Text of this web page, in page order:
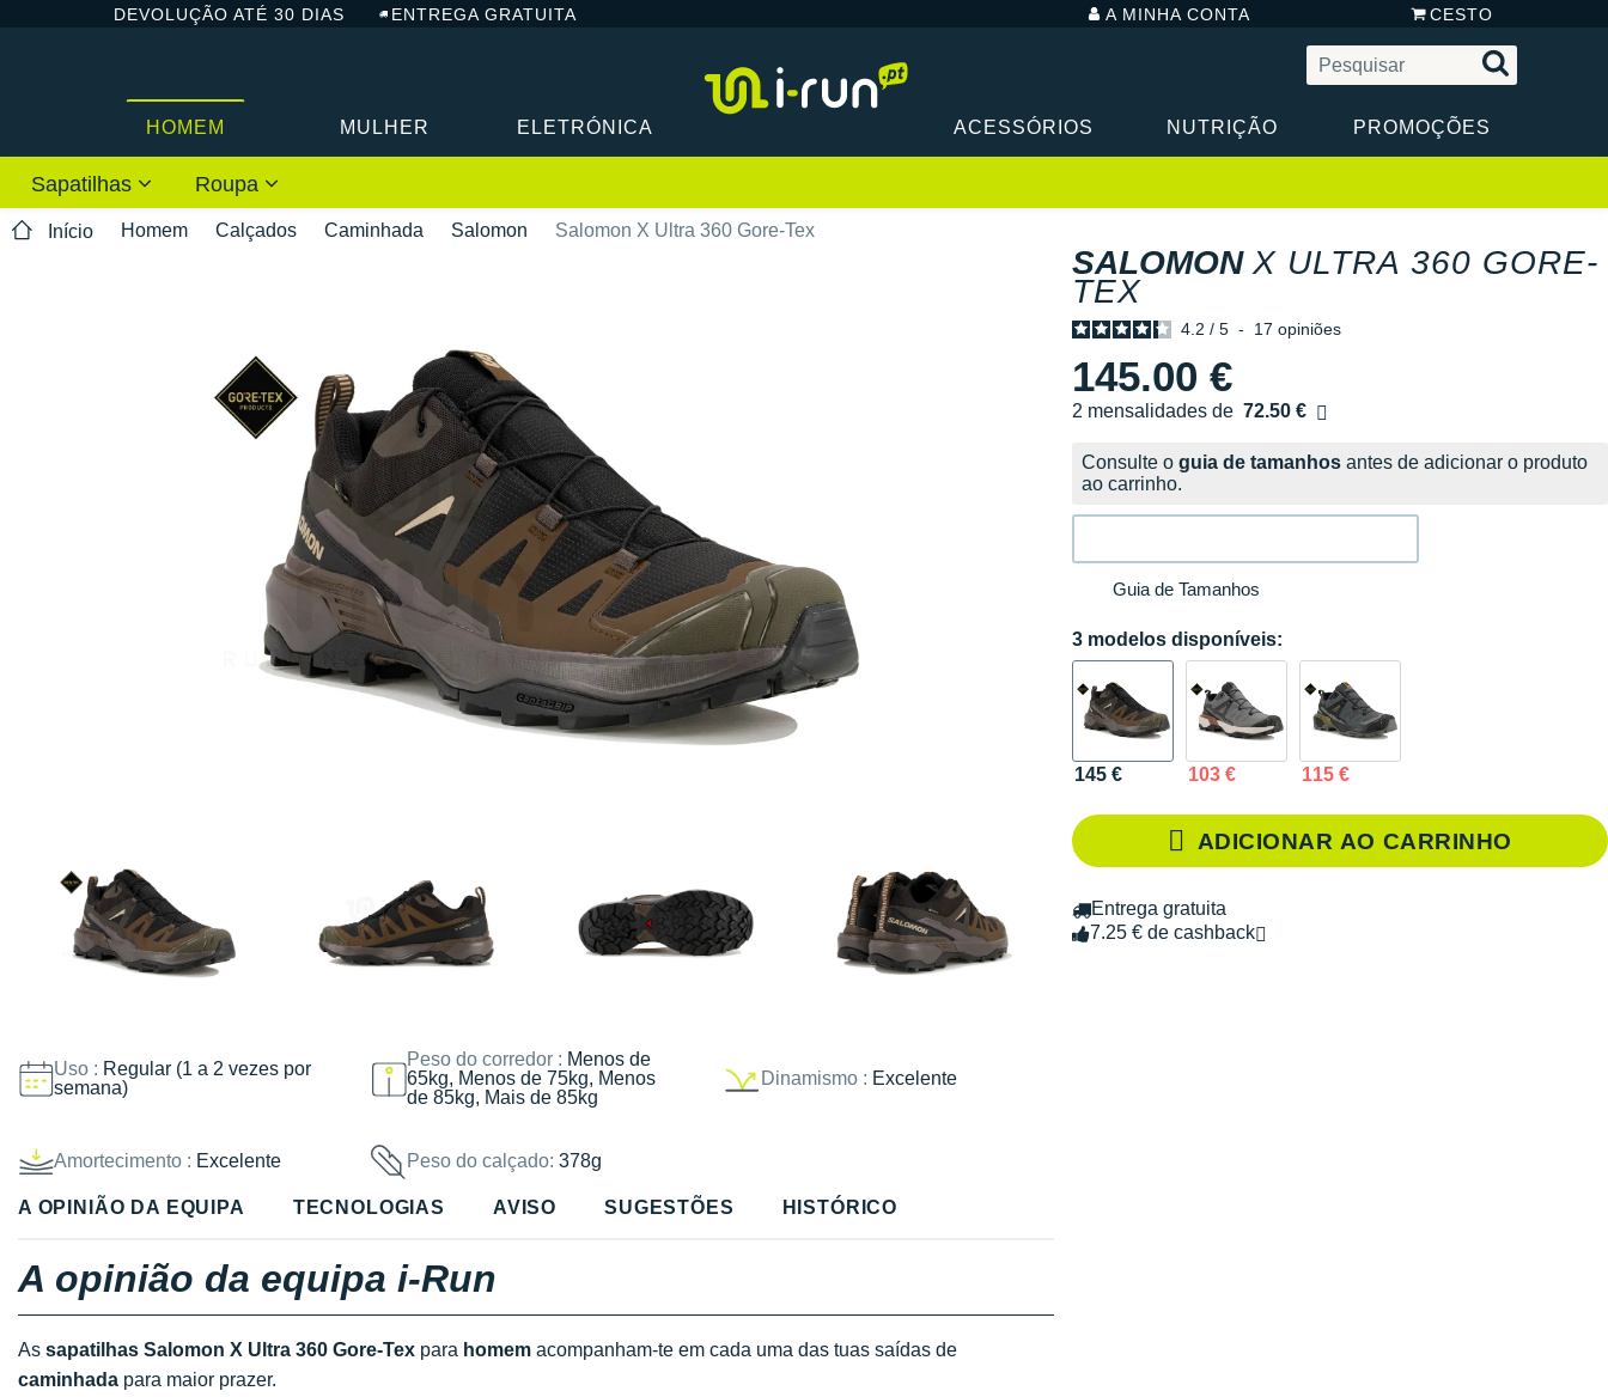
DEVOLUÇÃO ATÉ 30 DIAS ENTREGA GRATUITA A MINHA CONTA CESTO
HOMEM MULHER ELETRÓNICA ACESSÓRIOS NUTRIÇÃO PROMOÇÕES
Sapatilhas Roupa
Início Homem Calçados Caminhada Salomon Salomon X Ultra 360 Gore-Tex
Uso : Regular (1 a 2 vezes por
semana)
Peso do corredor : Menos de
65kg, Menos de 75kg, Menos
de 85kg, Mais de 85kg
Dinamismo : Excelente
Amortecimento : Excelente Peso do calçado: 378g
SALOMON X ULTRA 360 GORE-
TEX
4.2 / 5 - 17 opiniões
145.00 €
2 mensalidades de 72.50 €
sem custos
Consulte o guia de tamanhos antes de adicionar o produto
ao carrinho.
Guia de Tamanhos
3 modelos disponíveis:
145 € 103 € 115 €
ADICIONAR AO CARRINHO
Entrega gratuita
7.25 € de cashback
A OPINIÃO DA EQUIPA TECNOLOGIAS AVISO SUGESTÕES HISTÓRICO
A opinião da equipa i-Run
As sapatilhas Salomon X Ultra 360 Gore-Tex para homem acompanham-te em cada uma das tuas saídas de
caminhada para maior prazer.